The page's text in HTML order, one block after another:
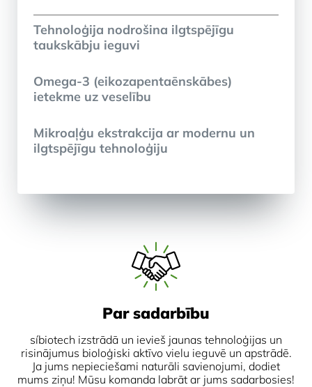
Tehnoloģija nodrošina ilgtspējīgu
taukskābju ieguvi
Omega-3 (eikozapentaēnskābes)
ietekme uz veselību
Mikroaļģu ekstrakcija ar modernu un
ilgtspējīgu tehnoloģiju
Par sadarbību
síbiotech izstrādā un ievieš jaunas tehnoloģijas un
risinājumus bioloģiski aktīvo vielu ieguvē un apstrādē.
Ja jums nepieciešami naturāli savienojumi, dodiet
mums ziņu! Mūsu komanda labrāt ar jums sadarbosies!